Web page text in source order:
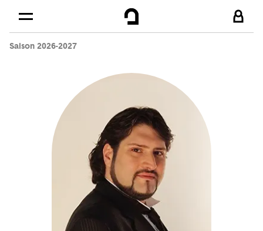
Skip to
Saison 2026-2027